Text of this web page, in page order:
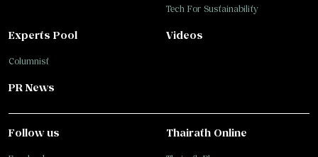
Tech For Sustainability
Experts Pool
Columnist
Videos
PR News
Follow us Thairath Online